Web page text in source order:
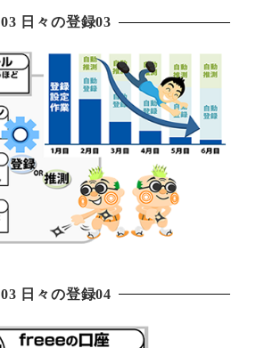
03 日々の登録03
03 日々の登録04